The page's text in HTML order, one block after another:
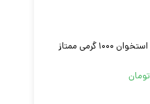
سردست گوساله بدون استخوان ۱۰۰۰ گرمی ممتاز
تومان